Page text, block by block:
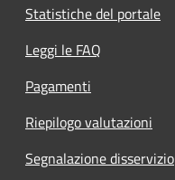
Statistiche del portale
Leggi le FAQ
Pagamenti
Riepilogo valutazioni
Segnalazione disservizio